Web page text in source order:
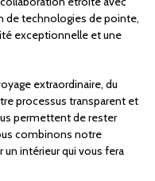
de technologies de pointe,
exceptionnelle et une
extraordinaire, du
processus transparent et
permettent de rester
combinons notre
intérieur qui vous fera